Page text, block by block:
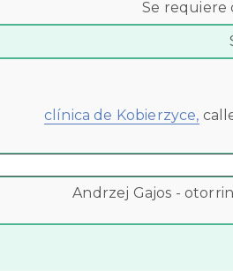
Se requiere
clínica de Kobierzyce,
Andrzej Gajos -